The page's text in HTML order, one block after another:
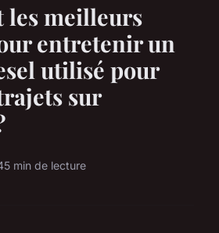
les meilleurs
entretenir un
utilisé pour
sur
5 min de lecture